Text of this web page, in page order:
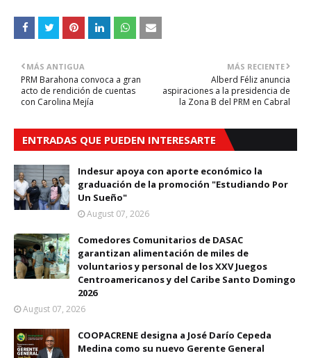
MÁS RECIENTE
Alberd Féliz anuncia
aspiraciones a la presidencia de
la Zona B del PRM en Cabral
MÁS ANTIGUA
PRM Barahona convoca a gran
acto de rendición de cuentas
con Carolina Mejía
ENTRADAS QUE PUEDEN INTERESARTE
Indesur apoya con aporte económico la
graduación de la promoción "Estudiando Por
Un Sueño"
August 07, 2026
Comedores Comunitarios de DASAC
garantizan alimentación de miles de
voluntarios y personal de los XXV Juegos
Centroamericanos y del Caribe Santo Domingo
2026
August 07, 2026
COOPACRENE designa a José Darío Cepeda
Medina como su nuevo Gerente General